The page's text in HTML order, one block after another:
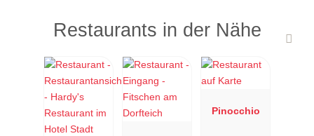
Restaurants in der Nähe
Pinocchio